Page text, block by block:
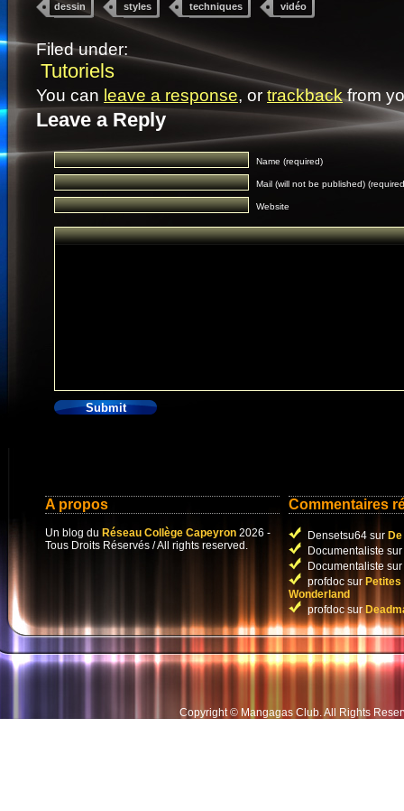
dessin styles techniques vidéo
Filed under:
Tutoriels
You can leave a response, or trackbackfrom
Leave a Reply
Name (required)
Mail (will not be published)
Website
A propos
Un blog du Réseau Collège Capeyron 2026 -
Tous Droits Réservés / All rights reserved.
Commentaires
Densetsu64 sur
Documentaliste sur
Documentaliste sur
profdoc sur
Wonderland
profdoc sur
Copyright © Mangagas Club.All Rights